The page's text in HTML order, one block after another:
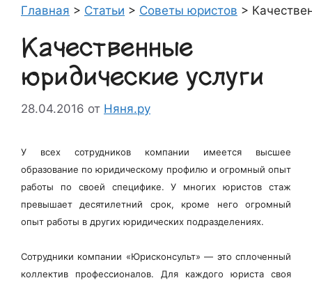
Главная > Статьи > Советы юристов >
Качественные
юридические услуги
28.04.2016 от Няня.ру
У всех сотрудников компании имеется высшее
образование по юридическому профилю и огромный опыт
работы по своей специфике. У многих юристов стаж
превышает десятилетний срок, кроме него огромный
опыт работы в других юридических подразделениях.
Сотрудники компании «Юрисконсульт» — это сплоченный
коллектив профессионалов. Для каждого юриста своя